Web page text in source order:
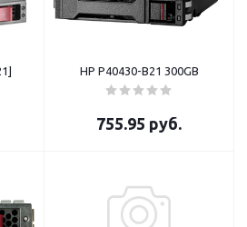
HP P40430-B21 300GB
755.95 руб.